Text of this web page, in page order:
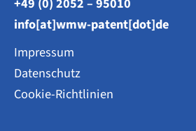
info[at]wmw-patent[dot]de
Impressum
Datenschutz
Cookie-Richtlinien